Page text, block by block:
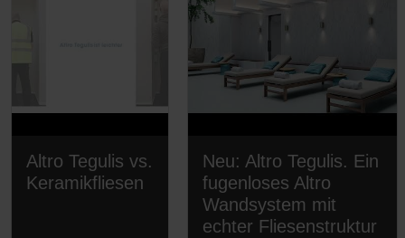
Altro Tegulis vs.
Keramikfliesen
Neu: Altro Tegulis. Ein
fugenloses Altro
Wandsystem mit
echter Fliesenstruktur